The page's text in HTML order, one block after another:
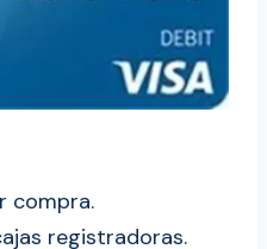
compra.
registradoras.